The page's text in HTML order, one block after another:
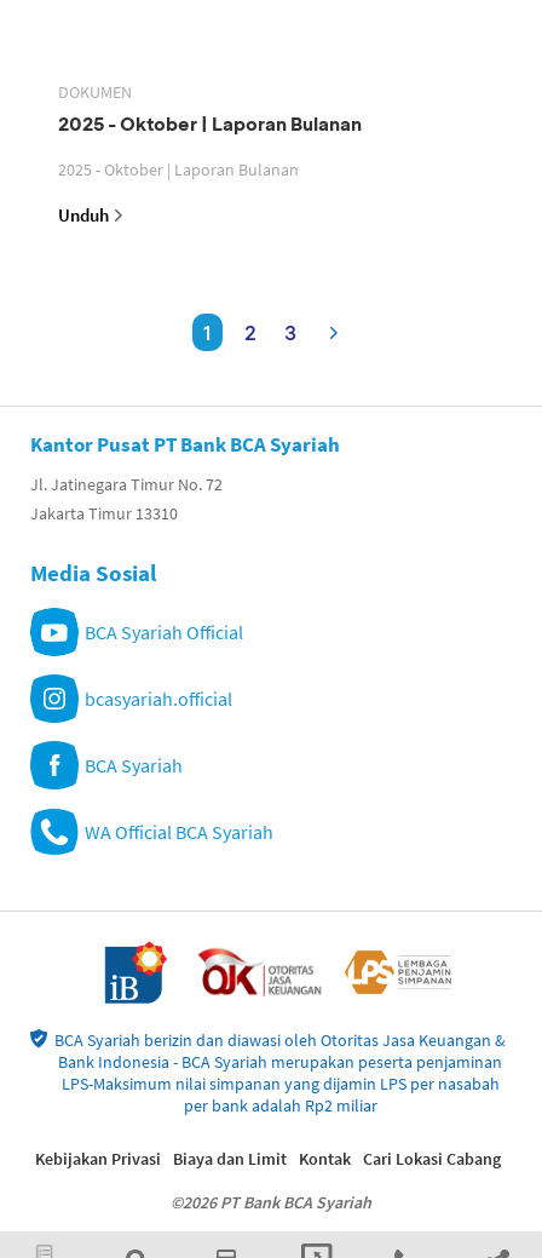
DOKUMEN
2025 - Oktober | Laporan Bulanan
2025 - Oktober | Laporan Bulanan
Unduh
1 2 3
Kantor Pusat PT Bank BCA Syariah
Jl. Jatinegara Timur No. 72
Jakarta Timur 13310
Media Sosial
BCA Syariah Official
bcasyariah.official
BCA Syariah
WA Official BCA Syariah
BCA Syariah berizin dan diawasi oleh Otoritas Jasa Keuangan &
Bank Indonesia - BCA Syariah merupakan peserta penjaminan
LPS-Maksimum nilai simpanan yang dijamin LPS per nasabah
per bank adalah Rp2 miliar
©2026 PT Bank BCA Syariah
Kebijakan Privasi Biaya dan Limit Kontak Cari Lokasi Cabang